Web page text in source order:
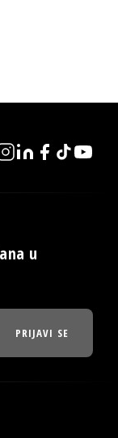
u
PRIJAVI SE